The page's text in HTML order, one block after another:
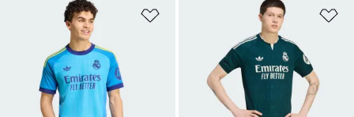
Añadir a la lista de deseos